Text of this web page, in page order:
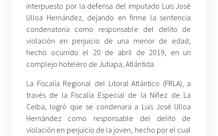
interpuesto por la defensa del imputado Luis José
Ulloa Hernández, dejando en firme la sentencia
condenatoria como responsable del delito de
violación en perjuicio de una menor de edad,
hecho ocurrido el 20 de abril de 2019, en un
complejo hotelero de Jutiapa, Atlántida.
La Fiscalía Regional del Litoral Atlántico (FRLA), a
través de la Fiscalía Especial de la Niñez de La
Ceiba, logró que se condenara a Luis José Ulloa
Hernández como responsable del delito de
violación en perjuicio de la joven, hecho por el cual